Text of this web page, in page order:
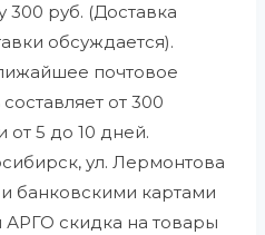
300 руб. (Доставка
обсуждается).
почтовое
от 300
от 5 до 10 дней.
ул. Лермонтова
банковскими картами
скидка на товары